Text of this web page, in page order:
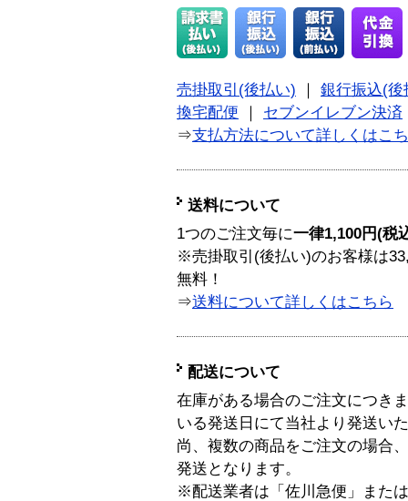
売掛取引(後払い) ｜ 銀行振込(後
換宅配便 ｜ セブンイレブン決済
⇒支払方法について詳しくはこ
送料について
1つのご注文毎に一律1,100円(税
※売掛取引(後払い)のお客様は
無料！
⇒送料について詳しくはこちら
配送について
在庫がある場合のご注文につき
いる発送日にて当社より発送い
尚、複数の商品をご注文の場合
発送となります。
※配送業者は「佐川急便」また